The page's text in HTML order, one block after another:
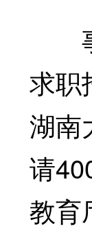
事
求职
湖南
请
教育